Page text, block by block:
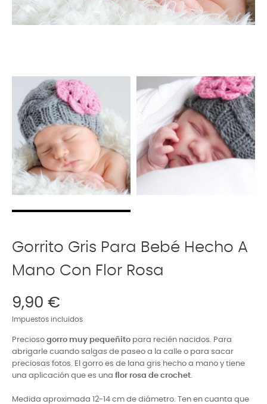
Gorrito Gris Para Bebé Hecho A
Mano Con Flor Rosa
9,90 €
Impuestos incluidos
Precioso gorro muy pequeñito para recién nacidos. Para
abrigarle cuando salgas de paseo a la calle o para sacar
preciosas fotos. El gorro es de lana gris hecho a mano y tiene
una aplicación que es una flor rosa de crochet.
Medida aproximada 12-14 cm de diámetro. Ten en cuanta que